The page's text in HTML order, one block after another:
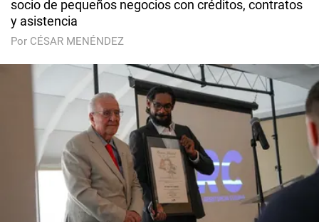
socio de pequeños negocios con créditos, contratos
y asistencia
Por CÉSAR MENÉNDEZ